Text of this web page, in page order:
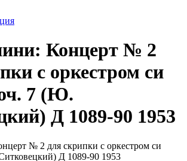
Концерт № 2
с оркестром си
7 (Ю.
Д 1089-90 1953